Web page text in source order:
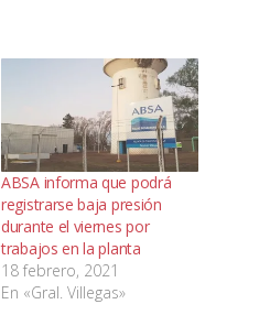
ABSA informa que podrá
registrarse baja presión
durante el viernes por
trabajos en la planta
18 febrero, 2021
En «Gral. Villegas»